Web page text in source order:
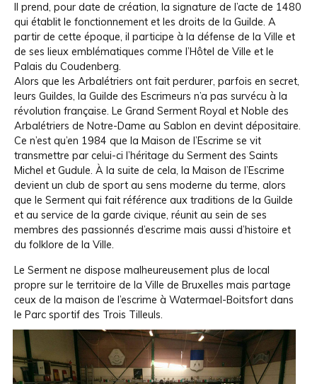
Il prend, pour date de création, la signature de l’acte de 1480
qui établit le fonctionnement et les droits de la Guilde. A
partir de cette époque, il participe à la défense de la Ville et
de ses lieux emblématiques comme l’Hôtel de Ville et le
Palais du Coudenberg.
Alors que les Arbalétriers ont fait perdurer, parfois en secret,
leurs Guildes, la Guilde des Escrimeurs n’a pas survécu à la
révolution française. Le Grand Serment Royal et Noble des
Arbalétriers de Notre-Dame au Sablon en devint dépositaire.
Ce n’est qu’en 1984 que la Maison de l’Escrime se vit
transmettre par celui-ci l’héritage du Serment des Saints
Michel et Gudule. À la suite de cela, la Maison de l’Escrime
devient un club de sport au sens moderne du terme, alors
que le Serment qui fait référence aux traditions de la Guilde
et au service de la garde civique, réunit au sein de ses
membres des passionnés d’escrime mais aussi d’histoire et
du folklore de la Ville.
Le Serment ne dispose malheureusement plus de local
propre sur le territoire de la Ville de Bruxelles mais partage
ceux de la maison de l’escrime à Watermael-Boitsfort dans
le Parc sportif des Trois Tilleuls.